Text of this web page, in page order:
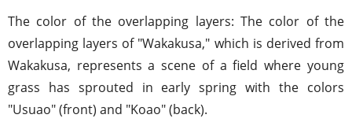
The color of the overlapping layers: The color of the
overlapping layers of "Wakakusa," which is derived from
Wakakusa, represents a scene of a field where young
grass has sprouted in early spring with the colors
"Usuao" (front) and "Koao" (back).